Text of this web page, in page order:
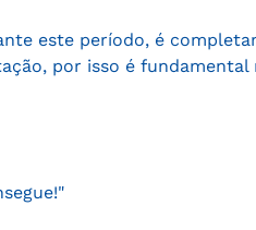
este período, é
por isso é